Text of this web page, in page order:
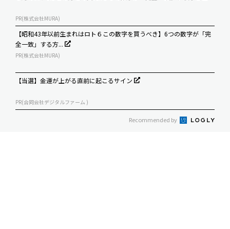
PR(株式会社MURA)
【昭和43年以前生まれはロト６この数字を買うべき】6つの数字が「完
全一致」する方...
PR(株式会社MURA)
【当選】金運が上がる直前に起こるサイン
PR(合同会社デジタルファーム )
Recommended by